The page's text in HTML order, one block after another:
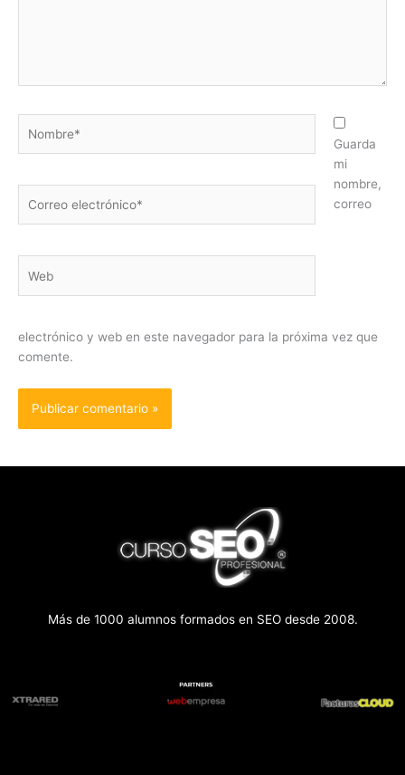
electrónico*
Guarda
mi
nombre,
correo
electrónico y web en este navegador para la próxima vez que
comente.
Más de 1000 alumnos formados en SEO desde 2008.